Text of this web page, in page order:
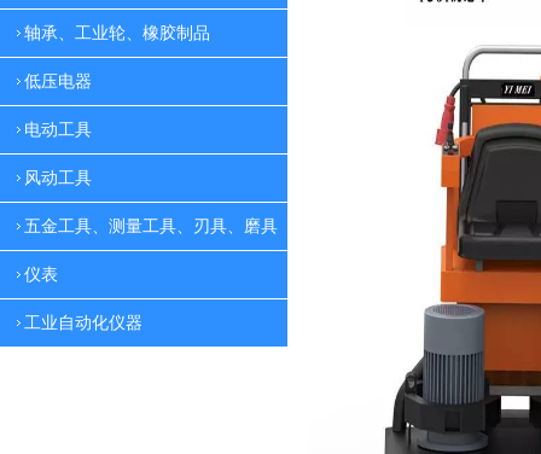
轴承、工业轮、橡胶制品
低压电器
电动工具
风动工具
五金工具、测量工具、刃具、磨具
仪表
工业自动化仪器